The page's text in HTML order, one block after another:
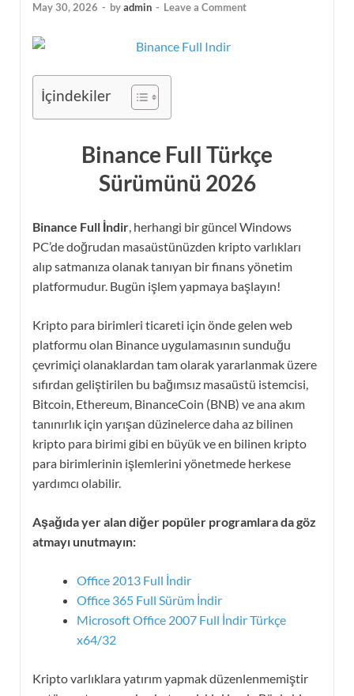
May 30, 2026 - byadmin - Leave a Comment
İçindekiler
Binance Full Türkçe
Sürümünü 2026
Binance Full İndir , herhangi bir güncel Windows
PC’de doğrudan masaüstünüzden kripto varlıkları
alıp satmanıza olanak tanıyan bir finans yönetim
platformudur. Bugün işlem yapmaya başlayın!
Kripto para birimleri ticareti için önde gelen web
platformu olan Binance uygulamasının sunduğu
çevrimiçi olanaklardan tam olarak yararlanmak üzere
sıfırdan geliştirilen bu bağımsız masaüstü istemcisi,
Bitcoin, Ethereum, BinanceCoin (BNB) ve ana akım
tanınırlık için yarışan düzinelerce daha az bilinen
kripto para birimi gibi en büyük ve en bilinen kripto
para birimlerinin işlemlerini yönetmede herkese
yardımcı olabilir.
Aşağıda yer alan diğer popüler programlara da göz
atmayı unutmayın:
Office 2013 Full İndir
Office 365 Full Sürüm İndir
Microsoft Office 2007 Full İndir Türkçe
x64/32
Kripto varlıklara yatırım yapmak düzenlenmemiştir